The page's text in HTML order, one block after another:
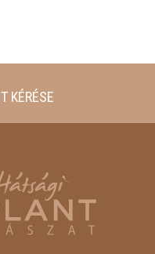
KÉRÉSE